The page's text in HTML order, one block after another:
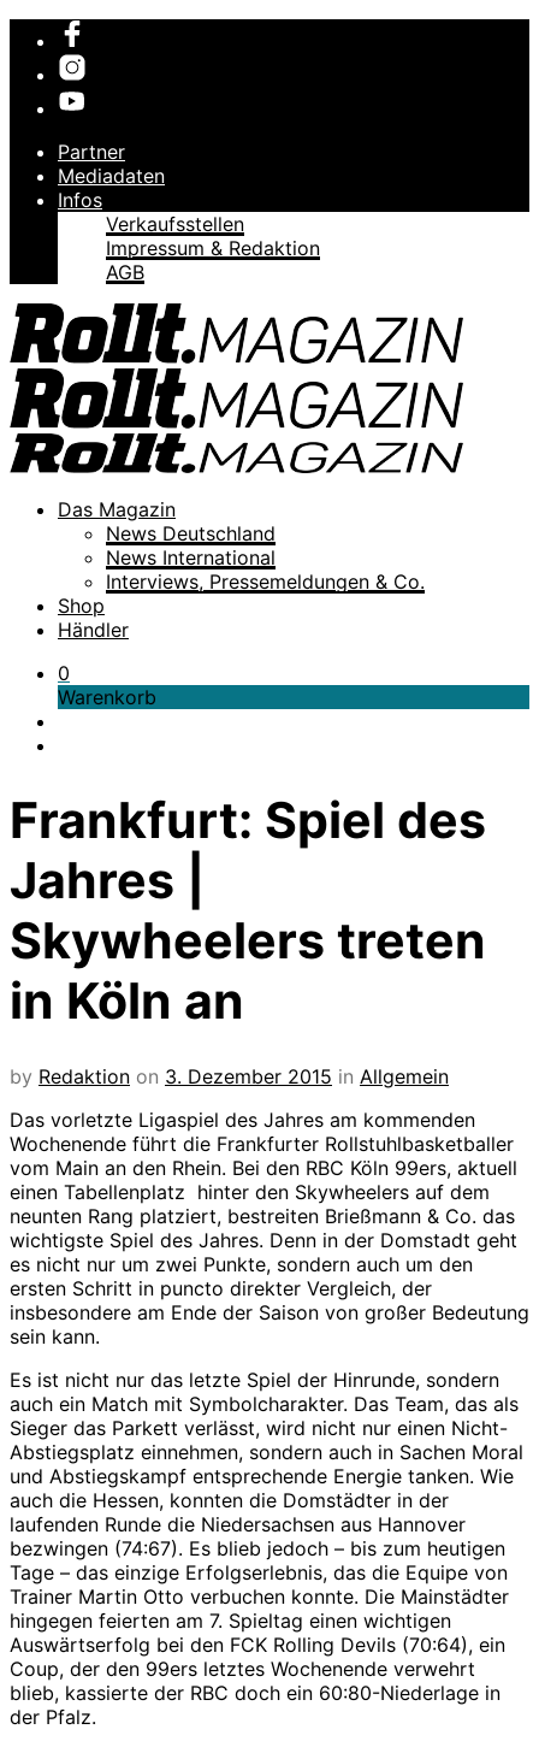
Partner
Mediadaten
Infos
Verkaufsstellen
Impressum & Redaktion
AGB
Das Magazin
News Deutschland
News International
Interviews, Pressemeldungen & Co.
Shop
Händler
0
Warenkorb
Frankfurt: Spiel des
Jahres |
Skywheelers treten
in Köln an
by Redaktion on 3. Dezember 2015 in Allgemein
Das vorletzte Ligaspiel des Jahres am kommenden
Wochenende führt die Frankfurter Rollstuhlbasketballer
vom Main an den Rhein. Bei den RBC Köln 99ers, aktuell
einen Tabellenplatz hinter den Skywheelers auf dem
neunten Rang platziert, bestreiten Brießmann & Co. das
wichtigste Spiel des Jahres. Denn in der Domstadt geht
es nicht nur um zwei Punkte, sondern auch um den
ersten Schritt in puncto direkter Vergleich, der
insbesondere am Ende der Saison von großer Bedeutung
sein kann.
Es ist nicht nur das letzte Spiel der Hinrunde, sondern
auch ein Match mit Symbolcharakter. Das Team, das als
Sieger das Parkett verlässt, wird nicht nur einen Nicht-
Abstiegsplatz einnehmen, sondern auch in Sachen Moral
und Abstiegskampf entsprechende Energie tanken. Wie
auch die Hessen, konnten die Domstädter in der
laufenden Runde die Niedersachsen aus Hannover
bezwingen (74:67). Es blieb jedoch – bis zum heutigen
Tage – das einzige Erfolgserlebnis, das die Equipe von
Trainer Martin Otto verbuchen konnte. Die Mainstädter
hingegen feierten am 7. Spieltag einen wichtigen
Auswärtserfolg bei den FCK Rolling Devils (70:64), ein
Coup, der den 99ers letztes Wochenende verwehrt
blieb, kassierte der RBC doch ein 60:80-Niederlage in
der Pfalz.